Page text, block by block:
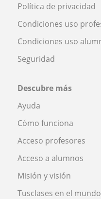
Política de privacidad
Condiciones uso
Condiciones uso
Seguridad
Descubre más
Ayuda
Cómo funciona
Acceso profesores
Acceso a alumnos
Misión y visión
Tusclases en el mundo